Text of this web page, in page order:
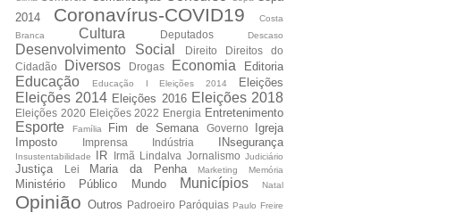
2014
Coronavírus-COVID19
Costa
Branca
Cultura Deputados Descaso
Desenvolvimento Social Direito
Direitos do
Cidadão
Diversos Drogas Economia Editoria
Educação Educação I Eleições 2014 Eleições
Eleições 2014 Eleições 2016 Eleições 2018
Eleições 2020 Eleições 2022 Energia Entretenimento
Esporte Família Fim de Semana Governo
Igreja
Imposto
Imprensa Indústria INsegurança
Insustentabilidade IR Irmã Lindalva Jornalismo Judiciário
Justiça Lei Maria da Penha Marketing Memória
Ministério Público Mundo Municípios Natal
Opinião Outros Padroeiro Paróquias Paulo Freire